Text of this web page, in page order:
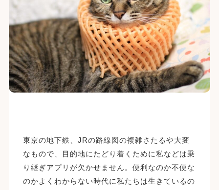
東京の地下鉄、JRの路線図の複雑さたるや大変
なもので、目的地にたどり着くために私などは乗
り継ぎアプリが欠かせません。便利なのか不便な
のかよくわからない時代に私たちは生きているの